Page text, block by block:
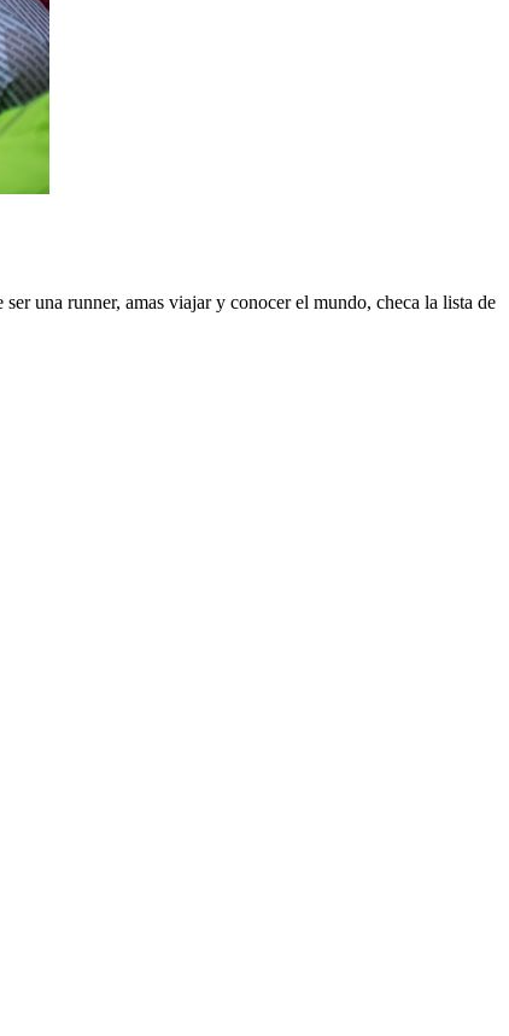
una runner, amas viajar y conocer el mundo, checa la lista de